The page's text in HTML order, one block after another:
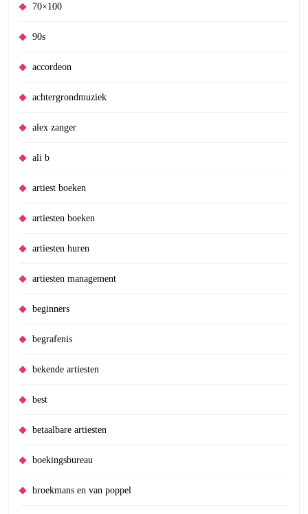
70×100
90s
accordeon
achtergrondmuziek
alex zanger
ali b
artiest boeken
artiesten boeken
artiesten huren
artiesten management
beginners
begrafenis
bekende artiesten
best
betaalbare artiesten
boekingsbureau
broekmans en van poppel